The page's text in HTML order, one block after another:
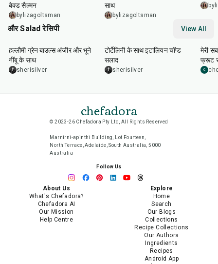
बेक्ड सैल्मन
bylizagoltsman
साथ
bylizagoltsman
और Salad रेसिपी View All
40
हल्लौमी ग्रेन बाउल्स अंजीर और भूने
नींबू के साथ
sherisilver
टोर्टेलिनी के साथ इटालियन चॉप्ड
सलाद
sherisilver
मेरी
फ्रूट
C
chefadora
© 2023-26 Chefadora Pty Ltd, All Rights Reserved
Marnirni-apinthi Building, Lot Fourteen,
North Terrace, Adelaide, South Australia, 5000
Australia
Follow Us
About Us
What's Chefadora?
Chefadora AI
Our Mission
Help Centre
Explore
Home
Search
Our Blogs
Collections
Recipe Collections
Our Authors
Ingredients
Recipes
Android App